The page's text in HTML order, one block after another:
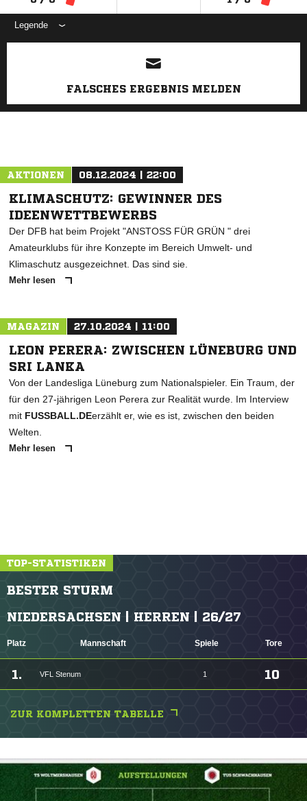
Legende
ANZEIGE
FALSCHES ERGEBNIS MELDEN
AKTIONEN 08.12.2024 | 22:00
KLIMASCHUTZ: GEWINNER DES
IDEENWETTBEWERBS
Der DFB hat beim Projekt "ANSTOSS FÜR GRÜN " drei
Amateurklubs für ihre Konzepte im Bereich Umwelt- und
Klimaschutz ausgezeichnet. Das sind sie.
Mehr lesen
MAGAZIN 27.10.2024 | 11:00
LEON PERERA: ZWISCHEN LÜNEBURG UND
SRI LANKA
Von der Landesliga Lüneburg zum Nationalspieler. Ein Traum, der
für den 27-jährigen Leon Perera zur Realität wurde. Im Interview
mit FUSSBALL.DEerzählt er, wie es ist, zwischen den beiden
Welten.
Mehr lesen
TOP-STATISTIKEN
BESTER STURM
NIEDERSACHSEN | HERREN | 26/27
Platz Mannschaft Spiele Tore
1. VFL Stenum 1 10
ZUR KOMPLETTEN TABELLE